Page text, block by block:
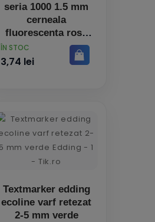
seria 1000 1.5 mm
cerneala
fluorescenta rosu
PRET
ÎN STOC
3,74 lei
Textmarker edding
ecoline varf retezat
2-5 mm verde